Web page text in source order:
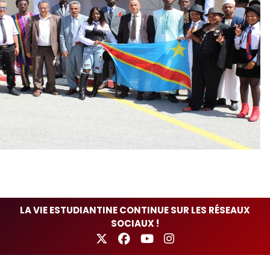
LA VIE ESTUDIANTINE CONTINUE SUR LES RÉSEAUX
SOCIAUX !